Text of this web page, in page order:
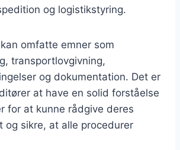
og logistikstyring.
omfatte emner som
transportlovgivning,
og dokumentation. Det er
at have en solid forståelse
for at kunne rådgive deres
og sikre, at alle procedurer